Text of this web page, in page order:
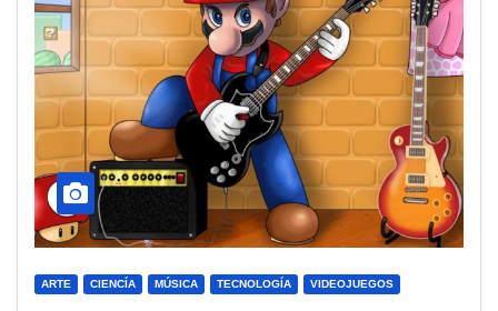
ARTE CIENCÍA MÚSICA TECNOLOGÍA VIDEOJUEGOS